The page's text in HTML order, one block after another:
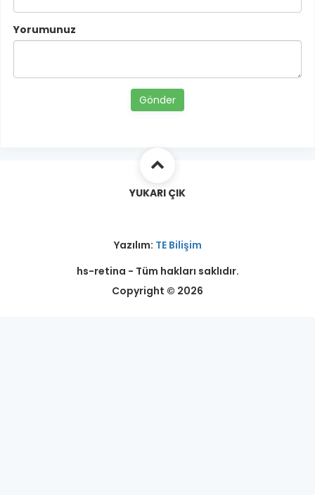
Yorumunuz
Gönder
YUKARI ÇIK
Yazılım: TE Bilişim
hs-retina - Tüm hakları saklıdır.
Copyright © 2026